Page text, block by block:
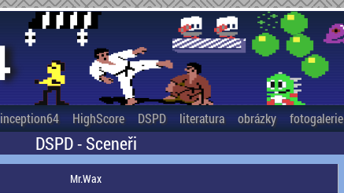
inception64 HighScore DSPD literatura obrázky fotogalerie
DSPD - Sceneři
Mr.Wax